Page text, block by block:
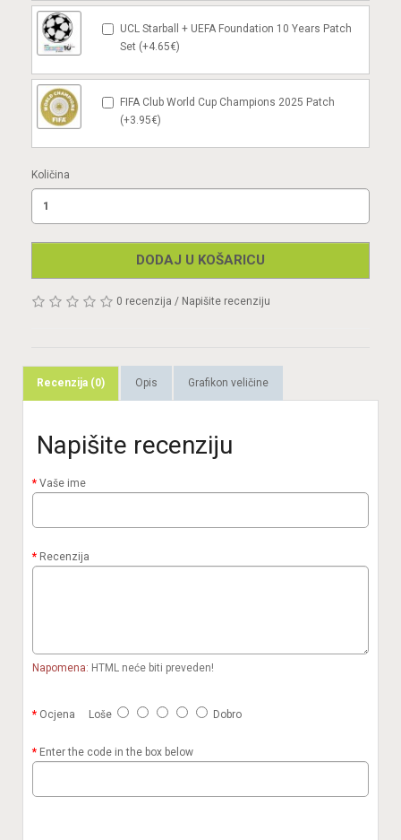
UCL Starball + UEFA Foundation 10 Years Patch
Set (+4.65€)
FIFA Club World Cup Champions 2025 Patch
(+3.95€)
Količina
DODAJ U KOŠARICU
0 recenzija / Napišite recenziju
Recenzija (0) Opis Grafikon veličine
Napišite recenziju
Vaše ime
Recenzija
Napomena: HTML neće biti preveden!
Ocjena Loše Dobro
Enter the code in the box below